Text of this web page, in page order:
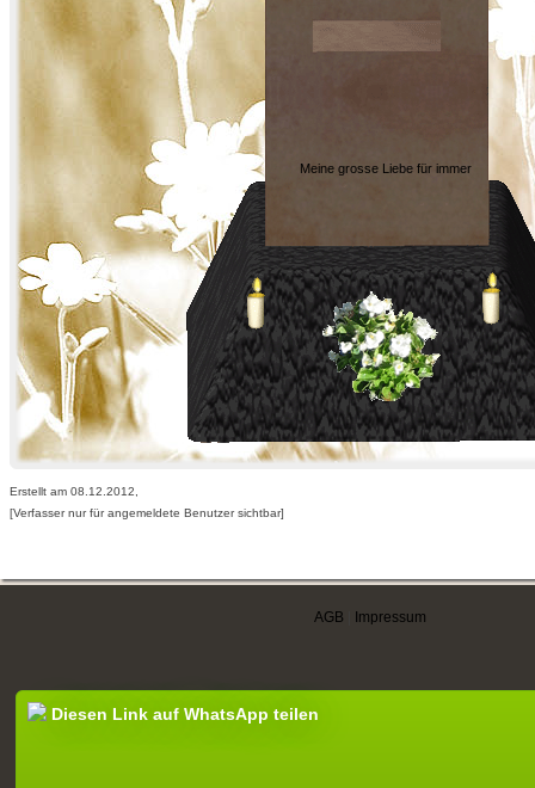
Meine grosse Liebe für immer
Erstellt am 08.12.2012,
[Verfasser nur für angemeldete Benutzer sichtbar]
AGB Impressum
Diesen Link auf WhatsApp teilen